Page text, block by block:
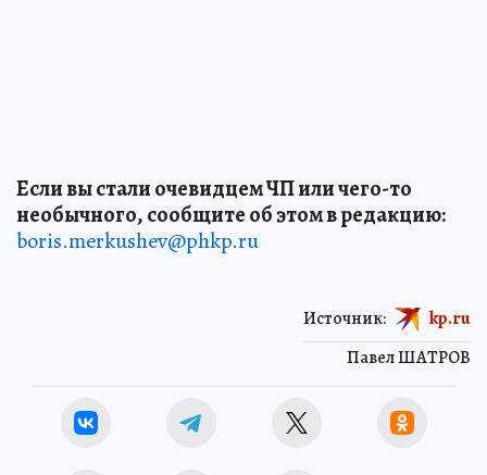
Если вы стали очевидцем ЧП или чего-то
необычного, сообщите об этом в редакцию:
boris.merkushev@phkp.ru
Павел ШАТРОВ
Источник: kp.ru